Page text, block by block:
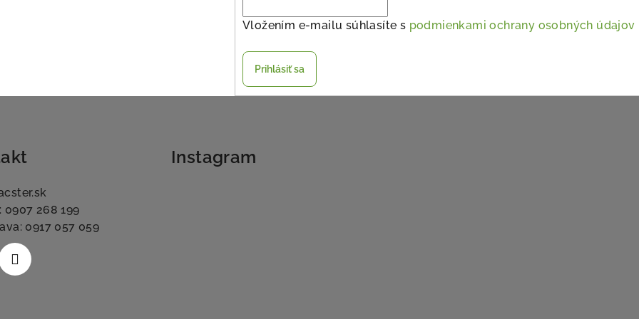
Vložením e-mailu súhlasíte s podmienkami ochrany osobných údajov
Prihlásiť sa
0907 268 199
0917 057 059
Instagram